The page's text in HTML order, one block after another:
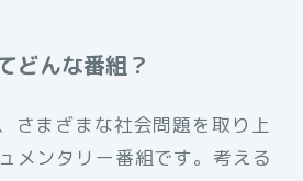
どんな番組？
さまざまな社会問題を取り上
メンタリー番組です。考える